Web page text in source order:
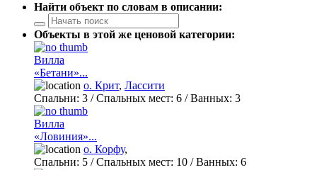
Найти объект по словам в описании:
Объекты в этой же ценовой категории:
Вилла
«Бетани»...
о. Крит, Лассити
Спальни: 3 / Спальных мест: 6 /Ванных: 3
Вилла
«Ловиния»...
о. Корфу,
Спальни: 5 / Спальных мест: 10 /Ванных: 6